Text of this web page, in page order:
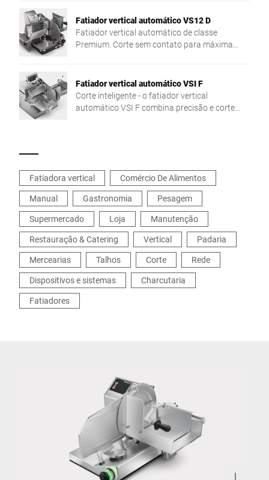
Fatiador vertical automático VS12 D
Fatiador vertical automático de classe
Premium. Corte sem contato para máxima
Fatiador vertical automático VSI F
Corte inteligente - o fatiador vertical
automático VSI F combina precisão e corte
Fatiadora vertical
Comércio De Alimentos
Manual
Gastronomia
Pesagem
Supermercado
Loja
Manutenção
Restauração & Catering
Vertical
Padaria
Mercearias
Talhos Corte
Rede
Dispositivos e sistemas
Charcutaria
Fatiadores